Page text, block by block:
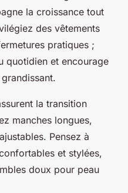
la croissance tout
des vêtements
pratiques ;
quotidien et encourage
la transition
manches longues,
Pensez à
et stylées,
doux pour peau